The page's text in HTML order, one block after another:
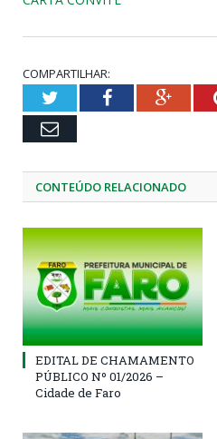
COMPARTILHAR:
TwitterFacebook
Email
CONTEÚDO RELACIONADO
EDITAL DE CHAMAMENTO
PÚBLICO Nº 01/2026 –
Cidade de Faro